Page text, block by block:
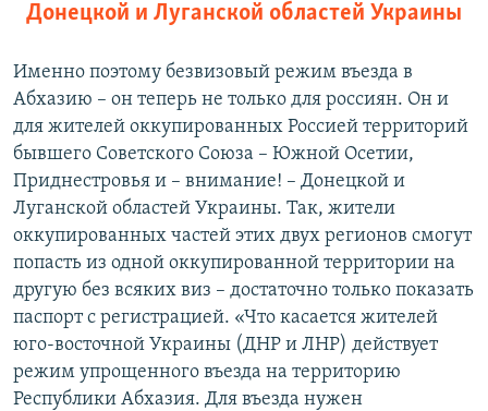
Донецкой и Луганской областей Украины
Именно поэтому безвизовый режим въезда в
Абхазию – он теперь не только для россиян. Он и
для жителей оккупированных Россией территорий
бывшего Советского Союза – Южной Осетии,
Приднестровья и – внимание! – Донецкой и
Луганской областей Украины. Так, жители
оккупированных частей этих двух регионов смогут
попасть из одной оккупированной территории на
другую без всяких виз – достаточно только показать
паспорт с регистрацией. «Что касается жителей
юго-восточной Украины (ДНР и ЛНР) действует
режим упрощенного въезда на территорию
Республики Абхазия. Для въезда нужен